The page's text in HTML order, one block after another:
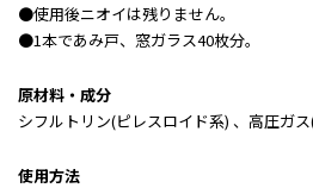
●使用後ニオイは残りません。
●1本であみ戸、窓ガラス40枚分。
原材料・成分
シフルトリン(ピレスロイド系) 、高圧ガス
使用方法